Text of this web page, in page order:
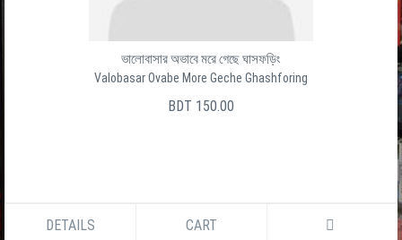
ভালোবাসার অভাবে মরে গেছে ঘাসফড়িং
Valobasar Ovabe More Geche Ghashforing
BDT 150.00
DETAILS CART